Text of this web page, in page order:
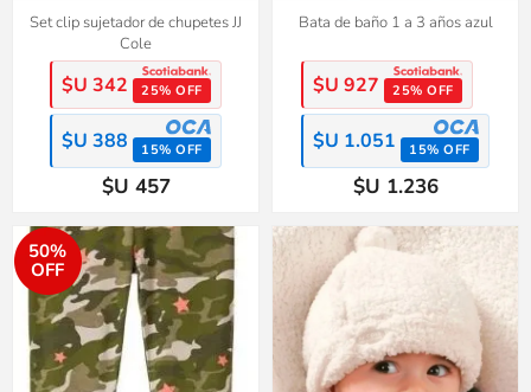
Set clip sujetador de chupetes JJ
Cole
$U 342 25% OFF
$U 388 15% OFF
$U 457
Bata de baño 1 a 3 años azul
$U 927 25% OFF
$U 1.051 15% OFF
$U 1.236
50%
OFF